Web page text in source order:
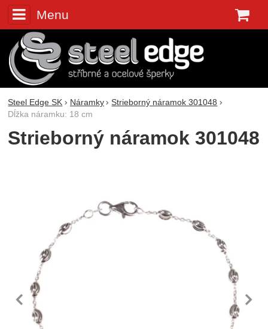
Menu
Steel Edge SK Náramky
Strieborný náramok 301048
Dĺžka náramku: 18 cm
Strieborný náramok 301048